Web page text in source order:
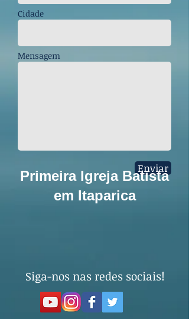
Cidade
Mensagem
Enviar
Primeira Igreja Batista
em Itaparica
Siga-nos nas redes sociais!